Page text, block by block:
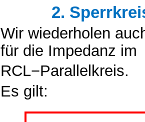
2.
Wir wiederholen
für die Impedanz im
RCL−Parallelkreis.
Es gilt: